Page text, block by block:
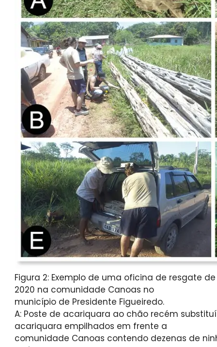
Figura 2: Exemplo de uma oficina de resgate
2020 na comunidade Canoas no
município de Presidente Figueiredo.
A: Poste de acariquara ao chão recém
acariquara empilhados em frente a
comunidade Canoas contendo dezenas de